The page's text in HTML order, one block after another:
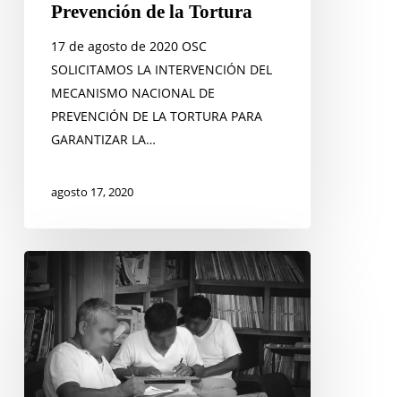
Prevención de la Tortura
17 de agosto de 2020 OSC
SOLICITAMOS LA INTERVENCIÓN DEL
MECANISMO NACIONAL DE
PREVENCIÓN DE LA TORTURA PARA
GARANTIZAR LA…
agosto 17, 2020
educación,
información,
ni
derechos: